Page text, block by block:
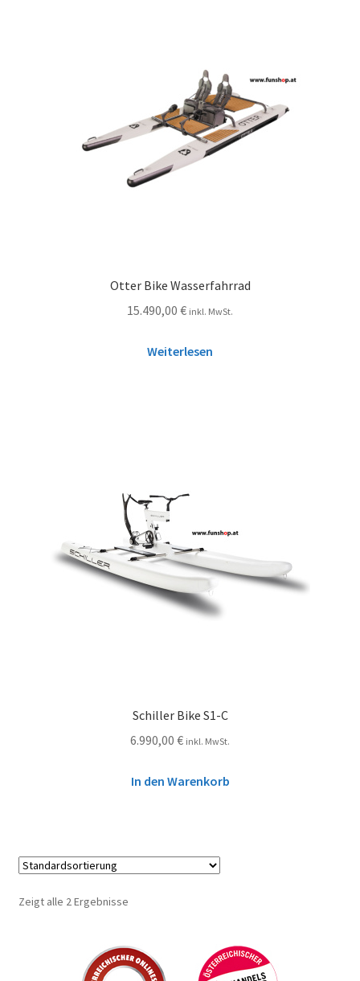
Otter Bike Wasserfahrrad
15.490,00 € inkl. MwSt.
Weiterlesen
Schiller Bike S1-C
6.990,00 € inkl. MwSt.
In den Warenkorb
Zeigt alle 2 Ergebnisse